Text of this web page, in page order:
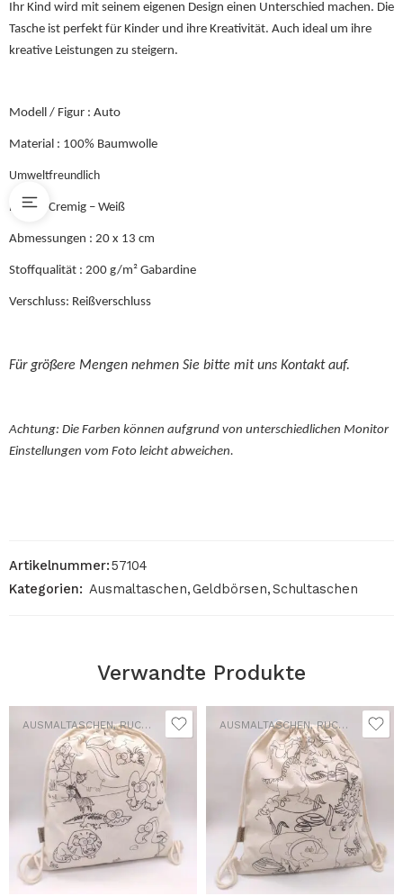
Ihr Kind wird mit seinem eigenen Design einen Unterschied machen. Die
Tasche ist perfekt für Kinder und ihre Kreativität. Auch ideal um ihre
kreative Leistungen zu steigern.
Modell / Figur : Auto
Material : 100% Baumwolle
Umweltfreundlich
Farbe : Cremig – Weiß
Abmessungen : 20 x 13 cm
Stoffqualität : 200 g/m² Gabardine
Verschluss: Reißverschluss
Für größere Mengen nehmen Sie bitte mit uns Kontakt auf.
Achtung: Die Farben können aufgrund von unterschiedlichen Monitor
Einstellungen vom Foto leicht abweichen.
Artikelnummer:57104
Kategorien: Ausmaltaschen,Geldbörsen,Schultaschen
Verwandte Produkte
AUSMALTASCHEN,RUCKSÄCKE AUSMALTASCHEN,RUCKSÄCKE